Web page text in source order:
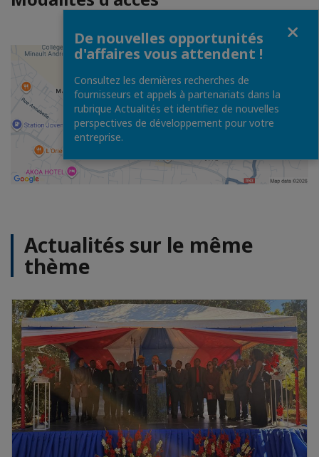
Actualités sur le même
thème
De nouvelles opportunités
d'affaires vous attendent !
Consultez les dernières recherches de
fournisseurs et appels à partenariats dans la
rubrique Actualités et identifiez de nouvelles
perspectives de développement pour votre
entreprise.